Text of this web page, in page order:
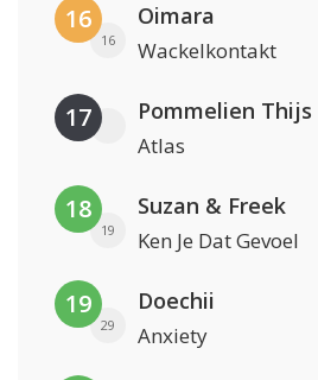
16
16
Oimara
Wackelkontakt
17 Pommelien Thijs
Atlas
18
19
Suzan & Freek
Ken Je Dat Gevoel
19
29
Doechii
Anxiety